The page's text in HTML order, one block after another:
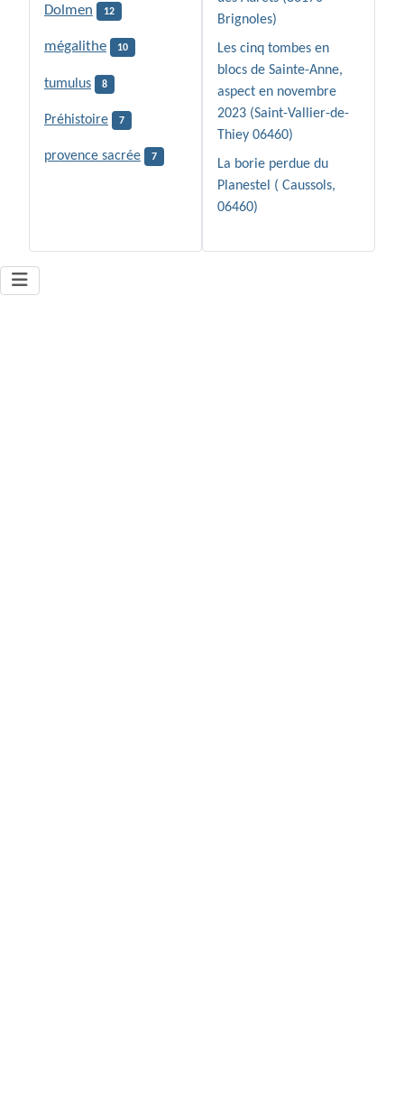
Dolmen 12
mégalithe 10
tumulus 8
Préhistoire 7
provence sacrée 7
Brignoles)
Les cinq tombes en
blocs de Sainte-Anne,
aspect en novembre
2023 (Saint-Vallier-de-
Thiey 06460)
La borie perdue du
Planestel ( Caussols,
06460)